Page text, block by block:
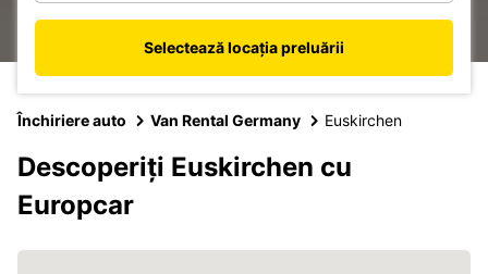
Selectează locația preluării
Închiriere auto Van Rental Germany Euskirchen
Descoperiți Euskirchen cu
Europcar